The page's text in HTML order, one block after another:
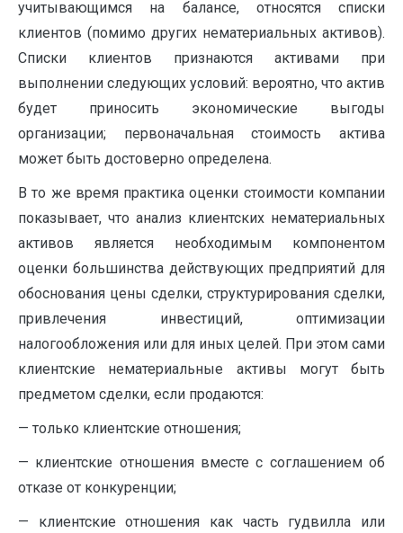
учитывающимся на балансе, относятся списки
клиентов (помимо других нематериальных активов).
Списки клиентов признаются активами при
выполнении следующих условий: вероятно, что актив
будет приносить экономические выгоды
организации; первоначальная стоимость актива
может быть достоверно определена.
В то же время практика оценки стоимости компании
показывает, что анализ клиентских нематериальных
активов является необходимым компонентом
оценки большинства действующих предприятий для
обоснования цены сделки, структурирования сделки,
привлечения инвестиций, оптимизации
налогообложения или для иных целей. При этом сами
клиентские нематериальные активы могут быть
предметом сделки, если продаются:
— только клиентские отношения;
— клиентские отношения вместе с соглашением об
отказе от конкуренции;
— клиентские отношения как часть гудвилла или